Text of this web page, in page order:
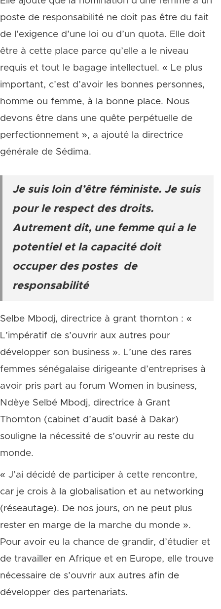
poste de responsabilité ne doit pas être du fait
de l’exigence d’une loi ou d’un quota. Elle doit
être à cette place parce qu’elle a le niveau
requis et tout le bagage intellectuel. « Le plus
important, c’est d’avoir les bonnes personnes,
homme ou femme, à la bonne place. Nous
devons être dans une quête perpétuelle de
perfectionnement », a ajouté la directrice
générale de Sédima.
Je suis loin d’être féministe. Je suis
pour le respect des droits.
Autrement dit, une femme qui a le
potentiel et la capacité doit
occuper des postes de
responsabilité
Selbe Mbodj, directrice à grant thornton : «
L’impératif de s’ouvrir aux autres pour
développer son business ». L’une des rares
femmes sénégalaise dirigeante d’entreprises à
avoir pris part au forum Women in business,
Ndèye Selbé Mbodj, directrice à Grant
Thornton (cabinet d’audit basé à Dakar)
souligne la nécessité de s’ouvrir au reste du
monde.
« J’ai décidé de participer à cette rencontre,
car je crois à la globalisation et au networking
(réseautage). De nos jours, on ne peut plus
rester en marge de la marche du monde ».
Pour avoir eu la chance de grandir, d’étudier et
de travailler en Afrique et en Europe, elle trouve
nécessaire de s’ouvrir aux autres afin de
développer des partenariats.